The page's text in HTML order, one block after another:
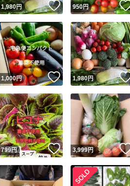
1,980円 いいね！
950円
1,000円 いいね！
1,980円
799円 いいね！
3,999円